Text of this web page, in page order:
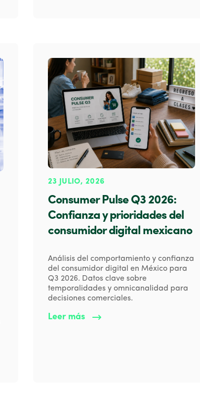
23 JULIO, 2026
Consumer Pulse Q3 2026:
Confianza y prioridades del
consumidor digital mexicano
Análisis del comportamiento y confianza
del consumidor digital en México para
Q3 2026. Datos clave sobre
temporalidades y omnicanalidad para
decisiones comerciales.
Leer más